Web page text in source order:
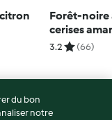
Forêt-noire
cerises
3.2 (66)
du bon
notre